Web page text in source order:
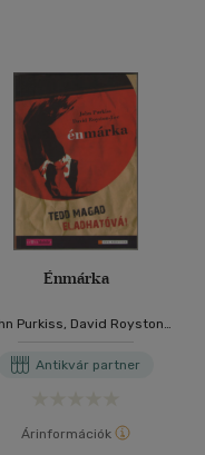
Énmárka
Purkiss, David Royston-
Antikvár partner
Árinformációk